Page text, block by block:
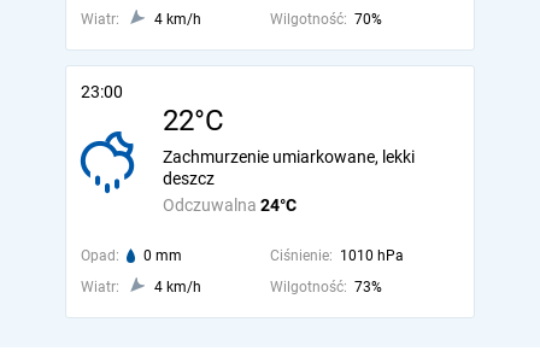
Wiatr: 4 km/h Wilgotność: 70%
23:00
22°C
Odczuwalna 24°C
Zachmurzenie umiarkowane, lekki
deszcz
Opad: 0 mm Ciśnienie: 1010 hPa
Wiatr:
4 km/h Wilgotność: 73%